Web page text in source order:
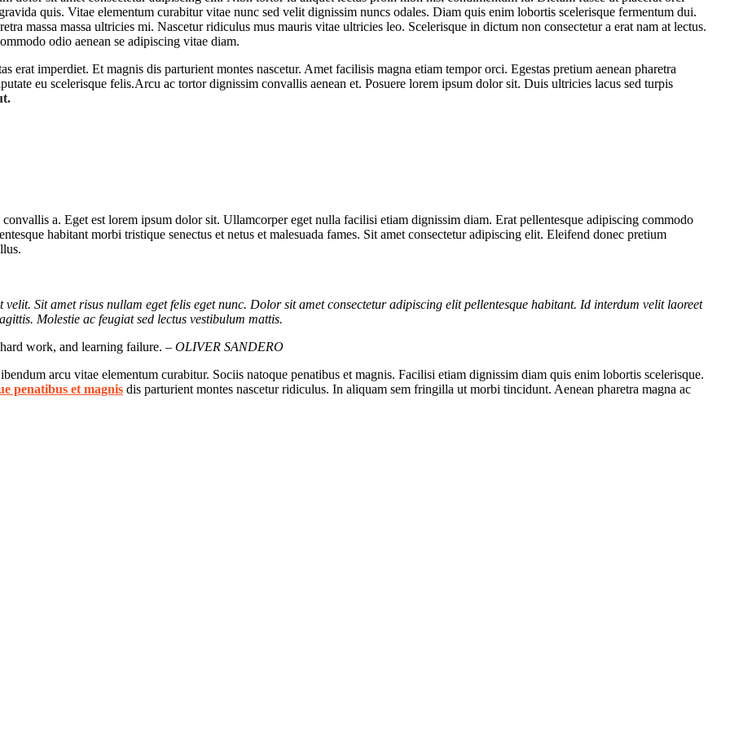
quis. Vitae elementum curabitur vitae nunc sed velit dignissim nuncs odales. Diam quis enim lobortis scelerisque fermentum dui.
massa massa ultricies mi. Nascetur ridiculus mus mauris vitae ultricies leo. Scelerisque in dictum non consectetur a erat nam at lectus.
odio aenean se adipiscing vitae diam.
erat imperdiet. Et magnis dis parturient montes nascetur. Amet facilisis magna etiam tempor orci. Egestas pretium aenean pharetra
eu scelerisque felis.Arcu ac tortor dignissim convallis aenean et. Posuere lorem ipsum dolor sit. Duis ultricies lacus sed turpis
a. Eget est lorem ipsum dolor sit. Ullamcorper eget nulla facilisi etiam dignissim diam. Erat pellentesque adipiscing commodo
habitant morbi tristique senectus et netus et malesuada fames. Sit amet consectetur adipiscing elit. Eleifend donec pretium
Sit amet risus nullam eget felis eget nunc. Dolor sit amet consectetur adipiscing elit pellentesque habitant. Id interdum velit laoreet
Molestie ac feugiat sed lectus vestibulum mattis.
work, and learning failure. – OLIVER SANDERO
arcu vitae elementum curabitur. Sociis natoque penatibus et magnis. Facilisi etiam dignissim diam quis enim lobortis scelerisque.
penatibus et magnis dis parturient montes nascetur ridiculus. In aliquam sem fringilla ut morbi tincidunt. Aenean pharetra magna ac